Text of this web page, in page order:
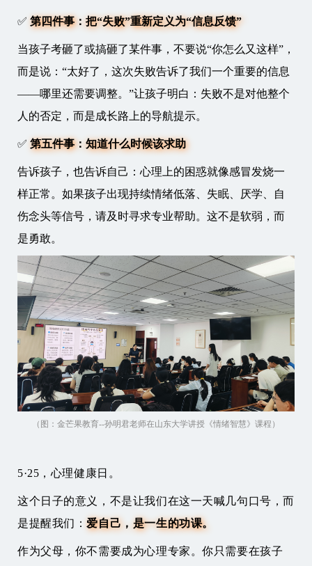
✅ 第四件事：把“失败”重新定义为“信息反馈”
当孩子考砸了或搞砸了某件事，不要说“你怎么又这样”，
而是说：“太好了，这次失败告诉了我们一个重要的信息
——哪里还需要调整。”让孩子明白：失败不是对他整个
人的否定，而是成长路上的导航提示。
✅ 第五件事：知道什么时候该求助
告诉孩子，也告诉自己：心理上的困惑就像感冒发烧一
样正常。如果孩子出现持续情绪低落、失眠、厌学、自
伤念头等信号，请及时寻求专业帮助。这不是软弱，而
是勇敢。
（图：金芒果教育--孙明君老师在山东大学讲授《情绪智慧》课程）
5·25，心理健康日。
这个日子的意义，不是让我们在这一天喊几句口号，而
是提醒我们： 爱自己，是一生的功课。
作为父母，你不需要成为心理专家。你只需要在孩子